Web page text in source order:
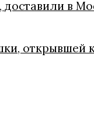
в
открывшей